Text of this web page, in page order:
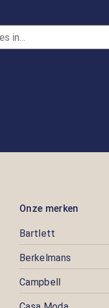
Onze merken
Bartlett
Berkelmans
Campbell